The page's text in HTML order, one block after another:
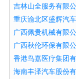
吉林山全服务有限公
重庆渝北区盛辉汽
广西佩贵机械有限公
广西秋伦环保有限公
香港鸟嘉医疗集团
海南丰泽汽车股份